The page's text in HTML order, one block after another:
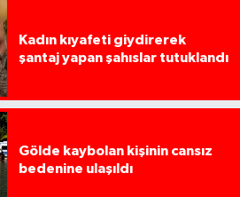
Kadın kıyafeti giydirerek
şantaj yapan şahıslar tutuklandı
Gölde kaybolan kişinin cansız
bedenine ulaşıldı